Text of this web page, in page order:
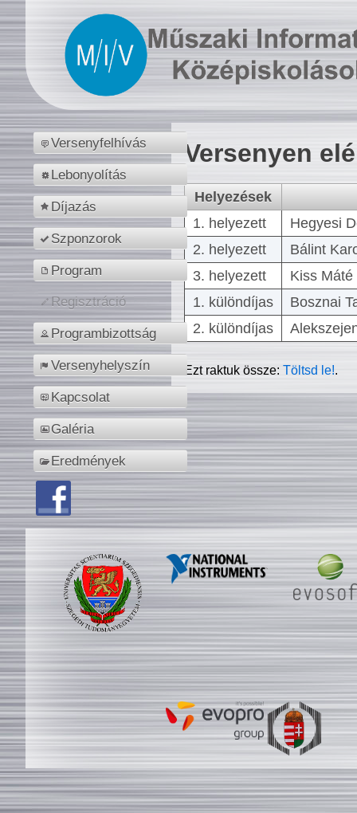
Versenyfelhívás
Lebonyolítás
Díjazás
Szponzorok
Program
Regisztráció
Programbizottság
Versenyhelyszín
Kapcsolat
Galéria
Eredmények
Versenyen
Helyezések
1. helyezett
Hegyesi
2. helyezett
Bálint
3. helyezett
Kiss
1. különdíjas
Bosznai
2. különdíjas
Ezt raktuk össze:Töltsd le!.